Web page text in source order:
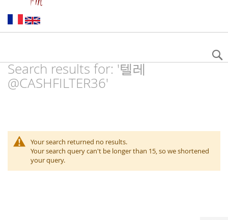
Search results for: '텔레
@CASHFILTER36'
Your search returned no results.
Your search query can't be longer than 15, so we shortened
your query.